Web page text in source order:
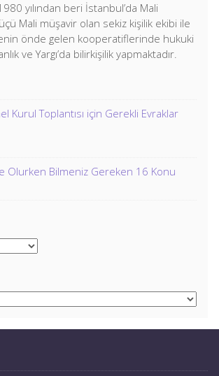
yılından beri İstanbul’da Mali
Mali müşavir olan sekiz kişilik ekibi ile
önde gelen kooperatiflerinde hukuki
ve Yargı’da bilirkişilik yapmaktadır.
Kurul Toplantısı için Gerekli Evraklar
Olurken Bilmeniz Gereken 16 Konu